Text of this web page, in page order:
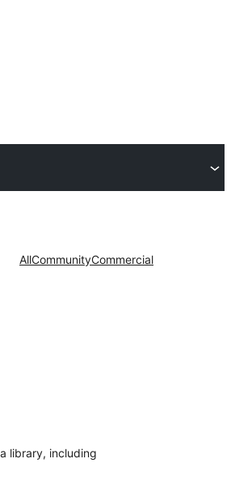
AllCommunityCommercial
library, including